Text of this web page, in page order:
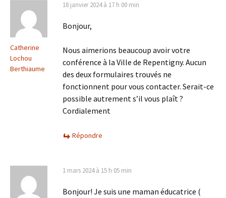
Catherine
Lochou
Berthiaume
18 janvier 2024 à 17 h 00 min
Bonjour,
Nous aimerions beaucoup avoir votre
conférence à la Ville de Repentigny. Aucun
des deux formulaires trouvés ne
fonctionnent pour vous contacter. Serait-ce
possible autrement s’il vous plaît ?
Cordialement
Répondre
1 mars 2024 à 15 h 05 min
Bonjour! Je suis une maman éducatrice (